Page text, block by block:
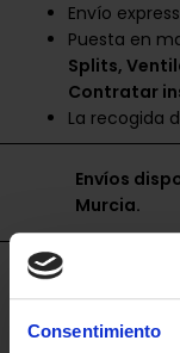
Consentimiento
Envío
Puesta en
Splits,
Contratar
La recogida
Envíos
Murcia.